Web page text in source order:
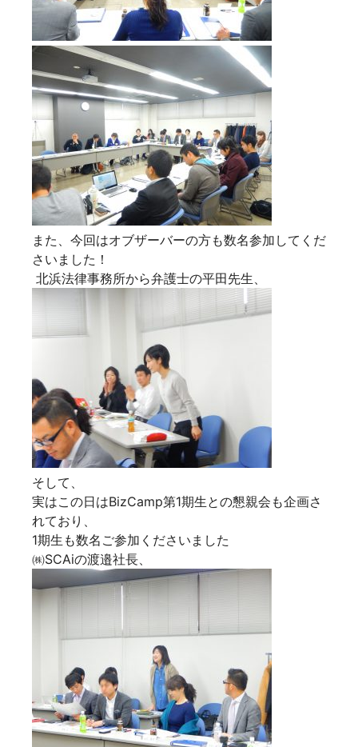
また、今回はオブザーバーの方も数名参加してくだ
さいました！
北浜法律事務所から弁護士の平田先生、
そして、
実はこの日はBizCamp第1期生との懇親会も企画さ
れており、
1期生も数名ご参加くださいました
㈱SCAiの渡邉社長、